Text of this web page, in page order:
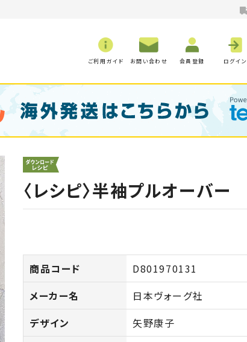
ご利用ガイド お問い合わせ 会員登録 ログイン
〈レシピ〉半袖プルオーバー
商品コード
D801970131
メーカー名
日本ヴォーグ社
デザイン
矢野康子